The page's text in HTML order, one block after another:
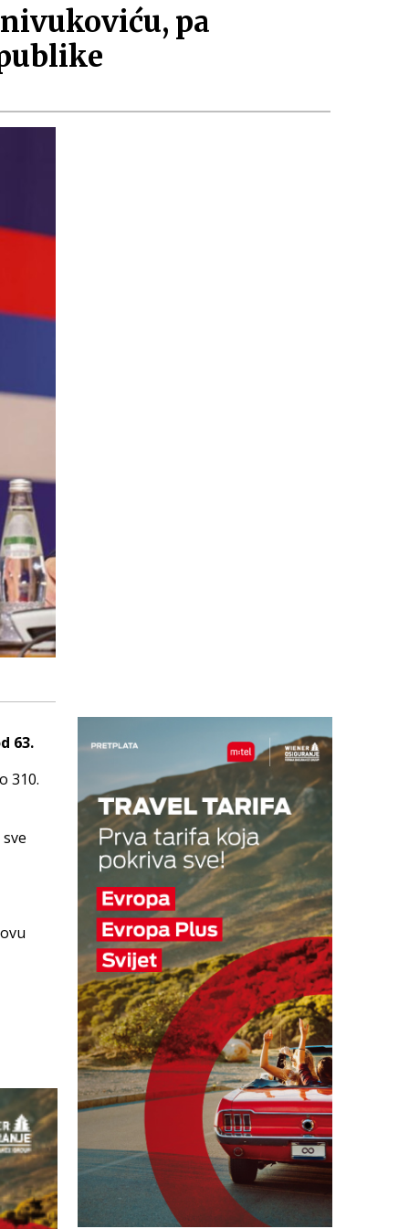
pa
63.
310.